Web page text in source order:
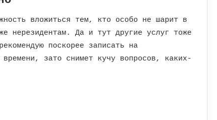
вложиться тем, кто особо не шарит в
нерезидентам. Да и тут другие услуг тоже
поскорее записать на
зато снимет кучу вопросов, каких-